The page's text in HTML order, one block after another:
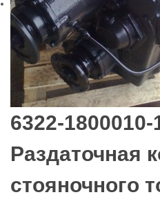
6322-1800010-
Раздаточная
стояночного